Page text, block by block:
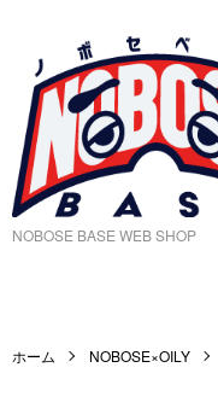
NOBOSE BASE WEB SHOP
ホーム NOBOSE×OILY